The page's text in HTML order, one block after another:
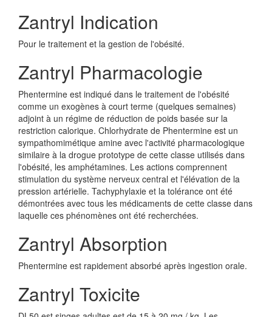
Zantryl Indication
Pour le traitement et la gestion de l'obésité.
Zantryl Pharmacologie
Phentermine est indiqué dans le traitement de l'obésité
comme un exogènes à court terme (quelques semaines)
adjoint à un régime de réduction de poids basée sur la
restriction calorique. Chlorhydrate de Phentermine est un
sympathomimétique amine avec l'activité pharmacologique
similaire à la drogue prototype de cette classe utilisés dans
l'obésité, les amphétamines. Les actions comprennent
stimulation du système nerveux central et l'élévation de la
pression artérielle. Tachyphylaxie et la tolérance ont été
démontrées avec tous les médicaments de cette classe dans
laquelle ces phénomènes ont été recherchées.
Zantryl Absorption
Phentermine est rapidement absorbé après ingestion orale.
Zantryl Toxicite